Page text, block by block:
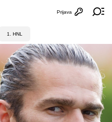
Otvori
Prijava
1. HNL